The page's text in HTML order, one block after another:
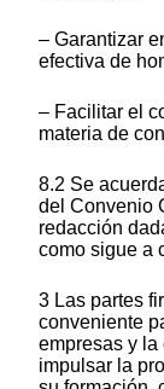
– Garantizar
efectiva de
– Facilitar el
materia de
8.2 Se
del Convenio
redacción
como sigue a
3 Las partes
conveniente
empresas y
impulsar la